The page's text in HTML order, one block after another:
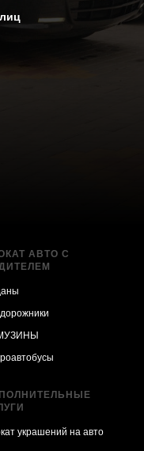
АВТО С
украшений на авто